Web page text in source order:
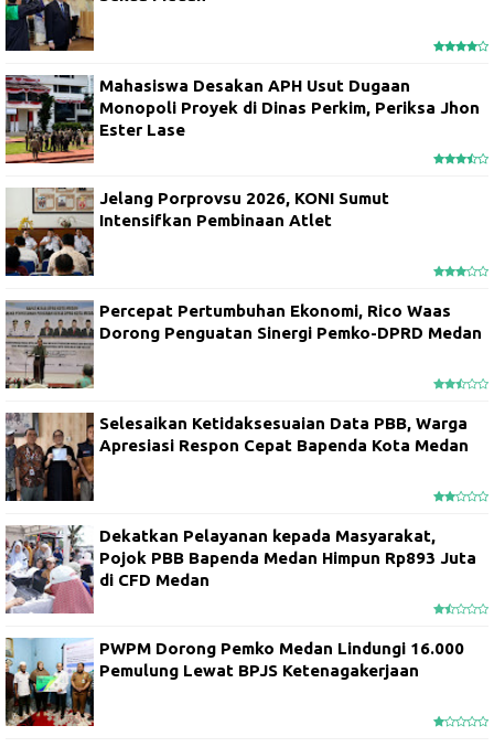
Mahasiswa Desakan APH Usut Dugaan
Monopoli Proyek di Dinas Perkim, Periksa Jhon
Ester Lase
Jelang Porprovsu 2026, KONI Sumut
Intensifkan Pembinaan Atlet
Percepat Pertumbuhan Ekonomi, Rico Waas
Dorong Penguatan Sinergi Pemko-DPRD Medan
Selesaikan Ketidaksesuaian Data PBB, Warga
Apresiasi Respon Cepat Bapenda Kota Medan
Dekatkan Pelayanan kepada Masyarakat,
Pojok PBB Bapenda Medan Himpun Rp893 Juta
di CFD Medan
PWPM Dorong Pemko Medan Lindungi 16.000
Pemulung Lewat BPJS Ketenagakerjaan